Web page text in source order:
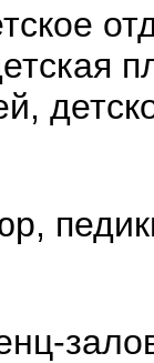
тская
д
п